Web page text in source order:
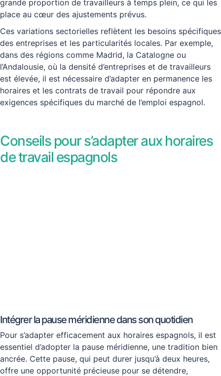
grande proportion de travailleurs à temps plein, ce qui les
place au cœur des ajustements prévus.
Ces variations sectorielles reflètent les besoins spécifiques
des entreprises et les particularités locales. Par exemple,
dans des régions comme Madrid, la Catalogne ou
l’Andalousie, où la densité d’entreprises et de travailleurs
est élevée, il est nécessaire d’adapter en permanence les
horaires et les contrats de travail pour répondre aux
exigences spécifiques du marché de l’emploi espagnol.
Conseils pour s’adapter aux horaires
de travail espagnols
Intégrer la pause méridienne dans son quotidien
Pour s’adapter efficacement aux horaires espagnols, il est
essentiel d’adopter la pause méridienne, une tradition bien
ancrée. Cette pause, qui peut durer jusqu’à deux heures,
offre une opportunité précieuse pour se détendre,